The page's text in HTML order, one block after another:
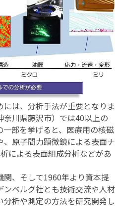
は、分析手法が重要となりま
奈川県藤沢市）では40以上の
部を挙げると、医療用の核磁
原子間力顕微鏡による表面ナ
による表面組成分析などがあ
、そして1960年より資本提
ベルグ社とも技術交流や人材
析や測定の方法を研究開発し